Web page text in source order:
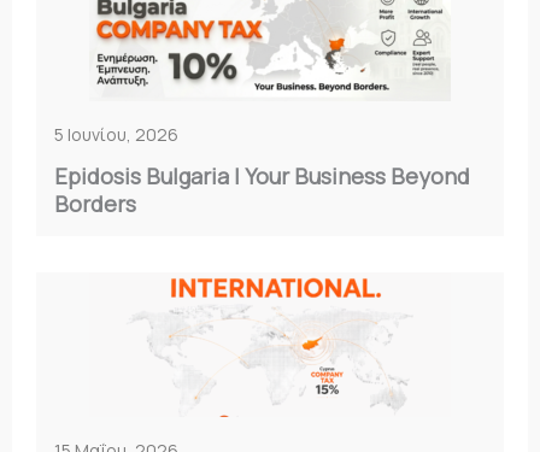
5 Ιουνίου, 2026
Epidosis Bulgaria | Your Business Beyond
Borders